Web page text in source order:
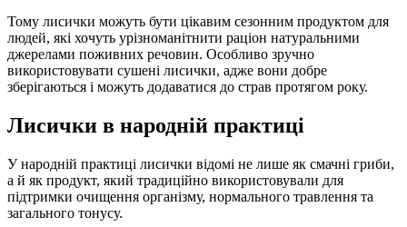
Тому лисички можуть бути цікавим сезонним продуктом для
людей, які хочуть урізноманітнити раціон натуральними
джерелами поживних речовин. Особливо зручно
використовувати сушені лисички, адже вони добре
зберігаються і можуть додаватися до страв протягом року.
Лисички в народній практиці
У народній практиці лисички відомі не лише як смачні гриби,
а й як продукт, який традиційно використовували для
підтримки очищення організму, нормального травлення та
загального тонусу.